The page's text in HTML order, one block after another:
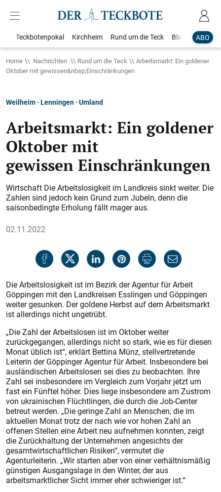
ABO
Teckbotenpokal Kirchheim Rund um die Teck Blaulicht
Home Nachrichten Rund um die Teck
Arbeitsmarkt: Ein goldener
Oktober mit gewissen&nbsp;Einschränkungen
Weilheim · Lenningen · Umland
Arbeitsmarkt: Ein goldener
Oktober mit
gewissen Einschränkungen
Wirtschaft Die Arbeitslosigkeit im Landkreis sinkt weiter. Die
Zahlen sind jedoch kein Grund zum Jubeln, denn die
saisonbedingte Erholung fällt mager aus.
02.11.2022
Die Arbeitslosigkeit ist im Bezirk der Agentur für Arbeit
Göppingen mit den Landkreisen Esslingen und Göppingen
weiter gesunken. Der goldene Herbst auf dem Arbeitsmarkt
ist allerdings nicht ungetrübt.
„Die Zahl der Arbeitslosen ist im Oktober weiter
zurückgegangen, allerdings nicht so stark, wie es für diesen
Monat üblich ist“, erklärt Bettina Münz, stellvertretende
Leiterin der Göppinger Agentur für Arbeit. Insbesondere bei
ausländischen Arbeitslosen sei dies zu beobachten. Ihre
Zahl sei insbesondere im Vergleich zum Vorjahr jetzt um
fast ein Fünftel höher. Dies liege insbesondere am Zustrom
von ukrainischen Flüchtlingen, die durch die Job-Center
betreut werden. „Die geringe Zahl an Menschen, die im
aktuellen Monat trotz der nach wie vor hohen Zahl an
offenen Stellen eine Arbeit neu aufnehmen konnten, zeigt
die Zurückhaltung der Unternehmen angesichts der
gesamtwirtschaftlichen Risiken“, vermutet die
Agenturleiterin. „Wir starten aber von einer verhältnismäßig
günstigen Ausgangslage in den Winter, der aus
arbeitsmarktlicher Sicht immer eher schwieriger ist.“